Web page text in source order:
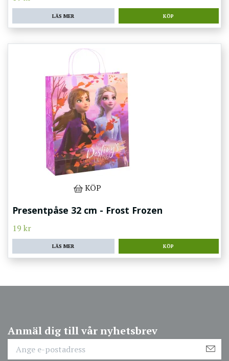
LÄS MER
KÖP
Presentpåse 32 cm - Frost Frozen
19 kr
LÄS MER
Anmäl dig till vår nyhetsbrev